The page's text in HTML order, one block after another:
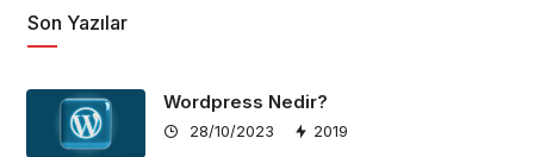
Son Yazılar
Wordpress Nedir?
28/10/2023 2019